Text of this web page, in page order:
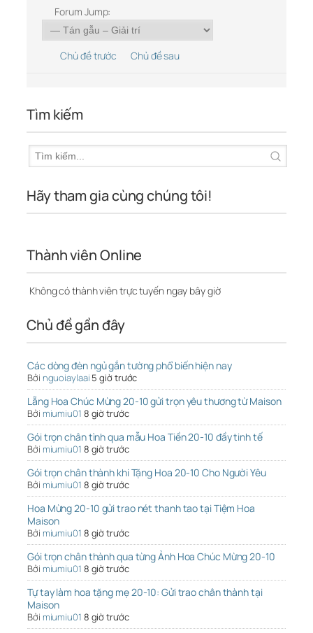
Forum Jump:
Chủ đề trước Chủ đề sau
Tìm kiếm
Hãy tham gia cùng chúng tôi!
Thành viên Online
Không có thành viên trực tuyến ngay bây giờ
Chủ đề gần đây
Các dòng đèn ngủ gắn tường phổ biến hiện nay
Bởi nguoiaylaai 5 giờ trước
Lẵng Hoa Chúc Mừng 20-10 gửi trọn yêu thương từ Maison
Bởi miumiu01 8 giờ trước
Gói trọn chân tình qua mẫu Hoa Tiền 20-10 đầy tinh tế
Bởi miumiu01 8 giờ trước
Gói trọn chân thành khi Tặng Hoa 20-10 Cho Người Yêu
Bởi miumiu01 8 giờ trước
Hoa Mừng 20-10 gửi trao nét thanh tao tại Tiệm Hoa
Maison
Bởi miumiu01 8 giờ trước
Gói trọn chân thành qua từng Ảnh Hoa Chúc Mừng 20-10
Bởi miumiu01 8 giờ trước
Tự tay làm hoa tặng mẹ 20-10: Gửi trao chân thành tại
Maison
Bởi miumiu01 8 giờ trước